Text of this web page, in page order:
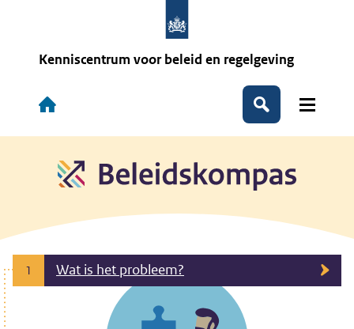
Kenniscentrum voor beleid en regelgeving
Hoofdnavigatie
Zoeken
1 Wat is het probleem?